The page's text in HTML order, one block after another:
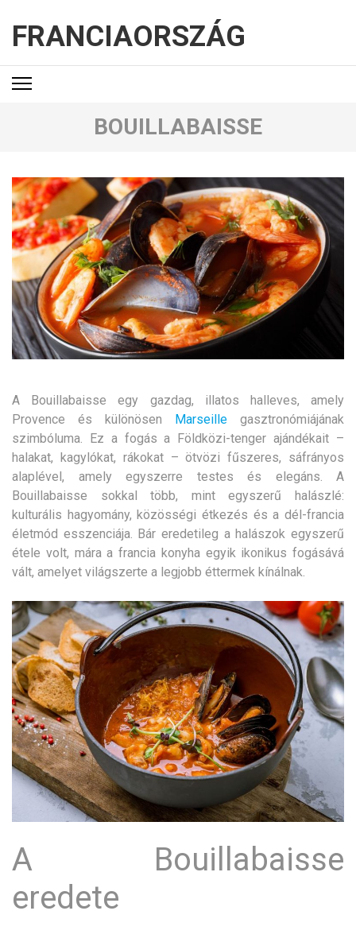
FRANCIAORSZÁG
BOUILLABAISSE
A Bouillabaisse egy gazdag, illatos halleves, amely
Provence és különösen Marseille gasztronómiájának
szimbóluma. Ez a fogás a Földközi-tenger ajándékait –
halakat, kagylókat, rákokat – ötvözi fűszeres, sáfrányos
alaplével, amely egyszerre testes és elegáns. A
Bouillabaisse sokkal több, mint egyszerű halászlé:
kulturális hagyomány, közösségi étkezés és a dél-francia
életmód esszenciája. Bár eredetileg a halászok egyszerű
étele volt, mára a francia konyha egyik ikonikus fogásává
vált, amelyet világszerte a legjobb éttermek kínálnak.
A Bouillabaisse
eredete